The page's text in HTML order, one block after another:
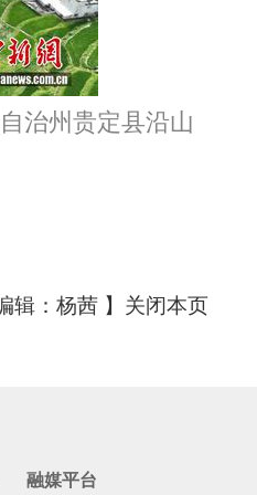
治州贵定县沿山
辑：杨茜 】 关闭本页
融媒平台